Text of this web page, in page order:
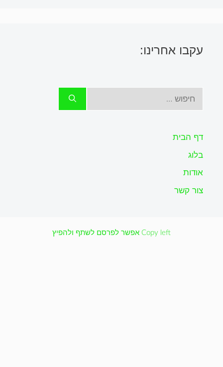
עקבו אחרינו:
דף הבית
בלוג
אודות
צור קשר
Copy left אפשר לפרסם לשתף ולהפיץ